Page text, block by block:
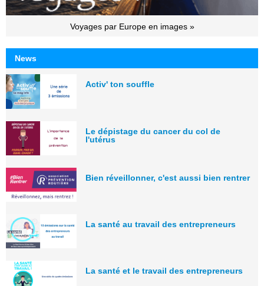
Voyages par Europe en images »
News
Activ' ton souffle
Le dépistage du cancer du col de
l'utérus
Bien réveillonner, c'est aussi bien rentrer
La santé au travail des entrepreneurs
La santé et le travail des entrepreneurs